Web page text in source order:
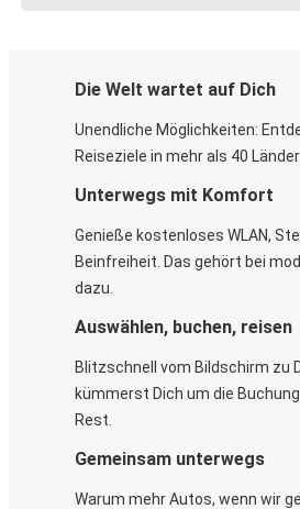
Die Welt wartet auf Dich
Unendliche Möglichkeiten:
Reiseziele in mehr als 40
Unterwegs mit Komfort
Genieße kostenloses WLAN,
Beinfreiheit. Das gehört bei
dazu.
Auswählen, buchen, reisen
Blitzschnell vom Bildschirm zu
kümmerst Dich um die
Rest.
Gemeinsam unterwegs
Warum mehr Autos, wenn wir